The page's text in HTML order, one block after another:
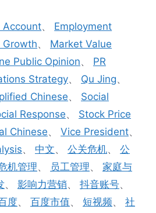
Account、 Employment
Growth、 Market Value
Public Opinion、 PR
Strategy、 Qu Jing、
Chinese、 Social
Response、 Stock Price
Chinese、 Vice President、
、 中文、 公关危机、 公
机管理、 员工管理、 家庭与
、 影响力营销、 抖音账号、
度、 百度市值、 短视频、 社